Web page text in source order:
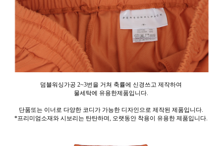
덤블워싱가공 2~3번을 거쳐 축률에 신경쓰고 제작하여
물세탁에 유용한제품입니다.
단품또는 이너로 다양한 코디가 가능한 디자인으로 제작된 제품입니다.
*프리미엄소재와 시보리는 탄탄하며, 오랫동안 착용이 유용한 제품입니다.